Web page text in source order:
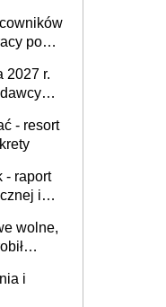
po
2027 r.
- resort
- raport
i
wolne,
i